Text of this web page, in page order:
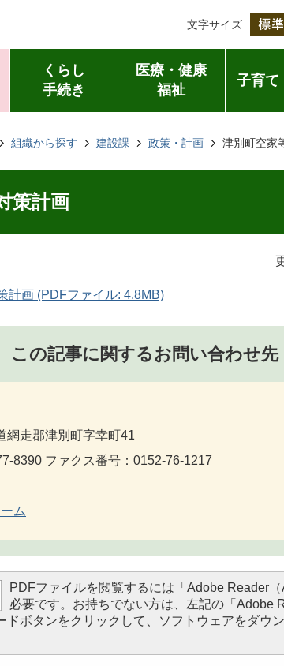
文字サイズ
くらし
手続き
医療・健康
福祉
子育て
組織から探す 建設課 政策・計画 津別町空家
策計画
計画 (PDFファイル: 4.8MB)
この記事に関するお問い合わせ先
網走郡津別町字幸町41
8390 ファクス番号：0152-76-1217
ム
PDFファイルを閲覧するには「Adobe Reader
必要です。お持ちでない方は、左記の「Adobe
ドボタンをクリックして、ソフトウェアをダウ